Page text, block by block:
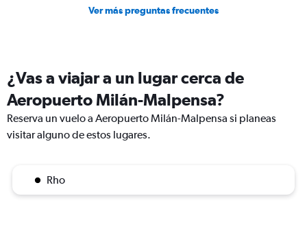
Ver más preguntas frecuentes
¿Vas a viajar a un lugar cerca de
Aeropuerto Milán-Malpensa?
Reserva un vuelo a Aeropuerto Milán-Malpensa si planeas
visitar alguno de estos lugares.
Rho